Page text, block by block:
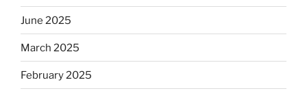
June 2025
March 2025
February 2025